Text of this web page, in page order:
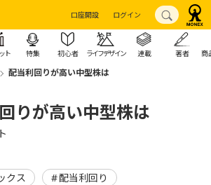
口座開設 ログイン
ト 特集 初心者 ライフデザイン 連載 著者 商
配当利回りが高い中型株は
りが高い中型株は
クス 配当利回り